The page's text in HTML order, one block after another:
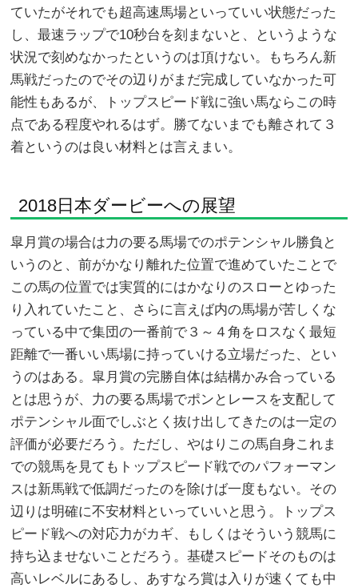
ていたがそれでも超高速馬場といっていい状態だった
し、最速ラップで10秒台を刻まないと、というような
状況で刻めなかったというのは頂けない。もちろん新
馬戦だったのでその辺りがまだ完成していなかった可
能性もあるが、トップスピード戦に強い馬ならこの時
点である程度やれるはず。勝てないまでも離されて３
着というのは良い材料とは言えまい。
2018日本ダービーへの展望
皐月賞の場合は力の要る馬場でのポテンシャル勝負と
いうのと、前がかなり離れた位置で進めていたことで
この馬の位置では実質的にはかなりのスローとゆった
り入れていたこと、さらに言えば内の馬場が苦しくな
っている中で集団の一番前で３～４角をロスなく最短
距離で一番いい馬場に持っていける立場だった、とい
うのはある。皐月賞の完勝自体は結構かみ合っている
とは思うが、力の要る馬場でポンとレースを支配して
ポテンシャル面でしぶとく抜け出してきたのは一定の
評価が必要だろう。ただし、やはりこの馬自身これま
での競馬を見てもトップスピード戦でのパフォーマン
スは新馬戦で低調だったのを除けば一度もない。その
辺りは明確に不安材料といっていいと思う。トップス
ピード戦への対応力がカギ、もしくはそういう競馬に
持ち込ませないことだろう。基礎スピードそのものは
高いレベルにあるし、あすなろ賞は入りが速くても中